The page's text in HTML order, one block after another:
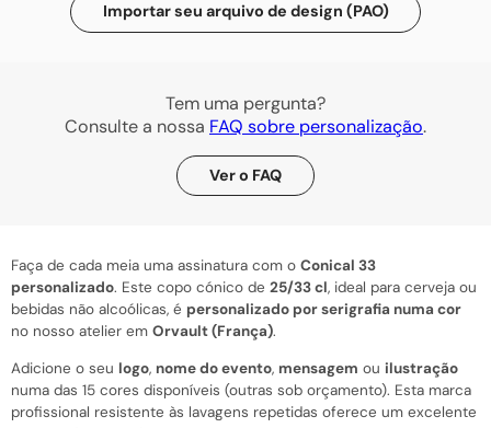
Importar seu arquivo de design (PAO)
Tem uma pergunta?
Consulte a nossa FAQ sobre personalização.
Ver o FAQ
Faça de cada meia uma assinatura com o Conical 33
personalizado. Este copo cónico de 25/33 cl, ideal para cerveja ou
bebidas não alcoólicas, é personalizado por serigrafia numa cor
no nosso atelier em Orvault (França).
Adicione o seu logo, nome do evento, mensagem ou ilustração
numa das 15 cores disponíveis (outras sob orçamento). Esta marca
profissional resistente às lavagens repetidas oferece um excelente